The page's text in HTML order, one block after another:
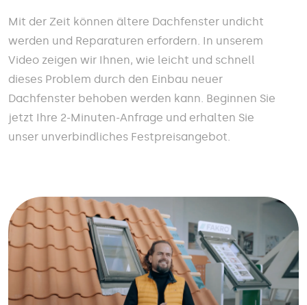
Mit der Zeit können ältere Dachfenster undicht
werden und Reparaturen erfordern. In unserem
Video zeigen wir Ihnen, wie leicht und schnell
dieses Problem durch den Einbau neuer
Dachfenster behoben werden kann. Beginnen Sie
jetzt Ihre 2-Minuten-Anfrage und erhalten Sie
unser unverbindliches Festpreisangebot.